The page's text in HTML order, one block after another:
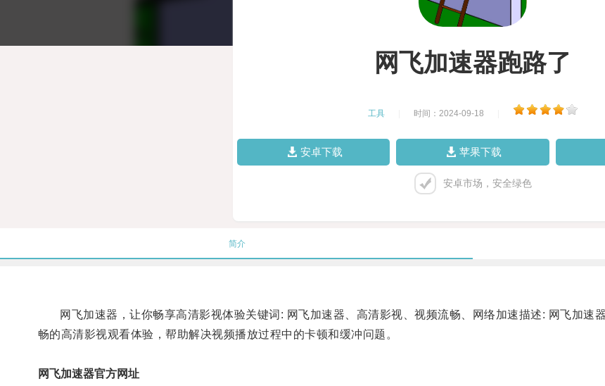
网飞加速器跑路了
工具 时间：2024-09-18
安卓下载 苹果下载
安卓市场，安全绿色
简介
网飞加速器，让你畅享高清影视体验关键词: 网飞加速器、高清影视、视频流畅、网络加速描述: 网飞加速
畅的高清影视观看体验，帮助解决视频播放过程中的卡顿和缓冲问题。
网飞加速器官方网址